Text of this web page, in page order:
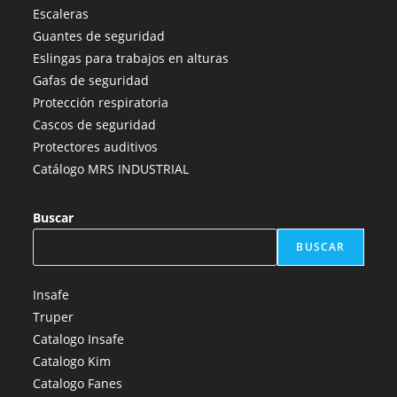
en
una
nueva
pestaña
una
nueva
pestaña
una
nueva
pestaña
nueva
Escaleras
Guantes de seguridad
Eslingas para trabajos en alturas
Gafas de seguridad
Protección respiratoria
Cascos de seguridad
Protectores auditivos
Catálogo MRS INDUSTRIAL
Buscar
BUSCAR
Insafe
Truper
Catalogo Insafe
Catalogo Kim
Catalogo Fanes